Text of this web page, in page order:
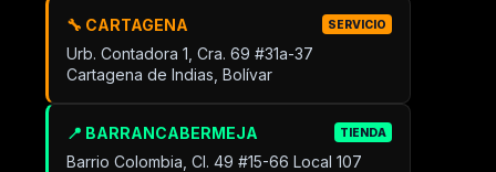
🔧 CARTAGENA SERVICIO
Urb. Contadora 1, Cra. 69 #31a-37
Cartagena de Indias, Bolívar
📍 BARRANCABERMEJA TIENDA
Barrio Colombia, Cl. 49 #15-66 Local 107